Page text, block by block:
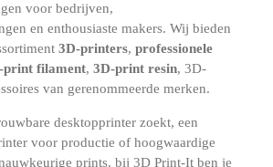
voor bedrijven,
en enthousiaste makers. Wij bieden
3D-printers, professionele
print filament, 3D-print resin, 3D-
van gerenommeerde merken.
desktopprinter zoekt, een
voor productie of hoogwaardige
prints, bij 3D Print-It ben je